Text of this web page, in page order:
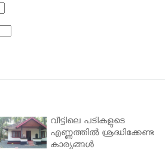
വീട്ടിലെ പടികളുടെ
എണ്ണത്തിൽ ശ്രദ്ധിക്കേണ്ട